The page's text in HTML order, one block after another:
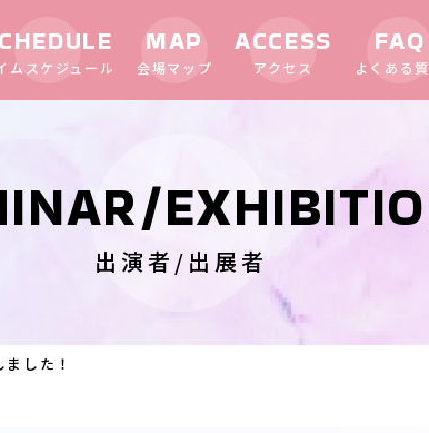
ムスケジュール
MAP
会場マップ
ACCESS
アクセス
FAQ
よくある
出演者/出展者
した！